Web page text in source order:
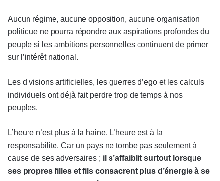
Aucun régime, aucune opposition, aucune organisation
politique ne pourra répondre aux aspirations profondes du
peuple si les ambitions personnelles continuent de primer
sur l’intérêt national.
Les divisions artificielles, les guerres d’ego et les calculs
individuels ont déjà fait perdre trop de temps à nos
peuples.
L’heure n’est plus à la haine. L’heure est à la
responsabilité. Car un pays ne tombe pas seulement à
cause de ses adversaires ; il s’affaiblit surtout lorsque
ses propres filles et fils consacrent plus d’énergie à se